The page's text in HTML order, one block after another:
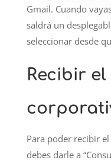
Gmail. Cuando
saldrá un
seleccionar desde
Recibir
Para poder recibir
debes darle a